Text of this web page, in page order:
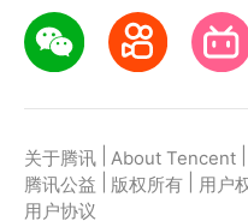
关于腾讯 About Tencent
腾讯公益
版权所有 用户
用户协议